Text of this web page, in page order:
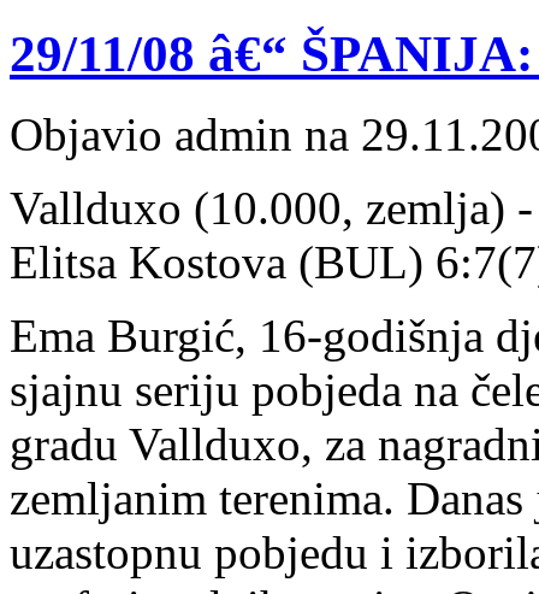
29/11/08 â€“
Objavio admin na
Vallduxo (10.000, zemlja)
Elitsa Kostova (BUL)
Ema Burgić, 16-godišnja
sjajnu seriju pobjeda na
gradu Vallduxo, za
zemljanim terenima.
uzastopnu pobjedu i